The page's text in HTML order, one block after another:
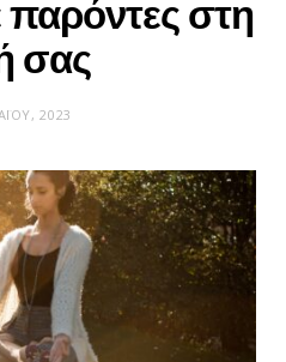
παρόντες στη
σας
2023